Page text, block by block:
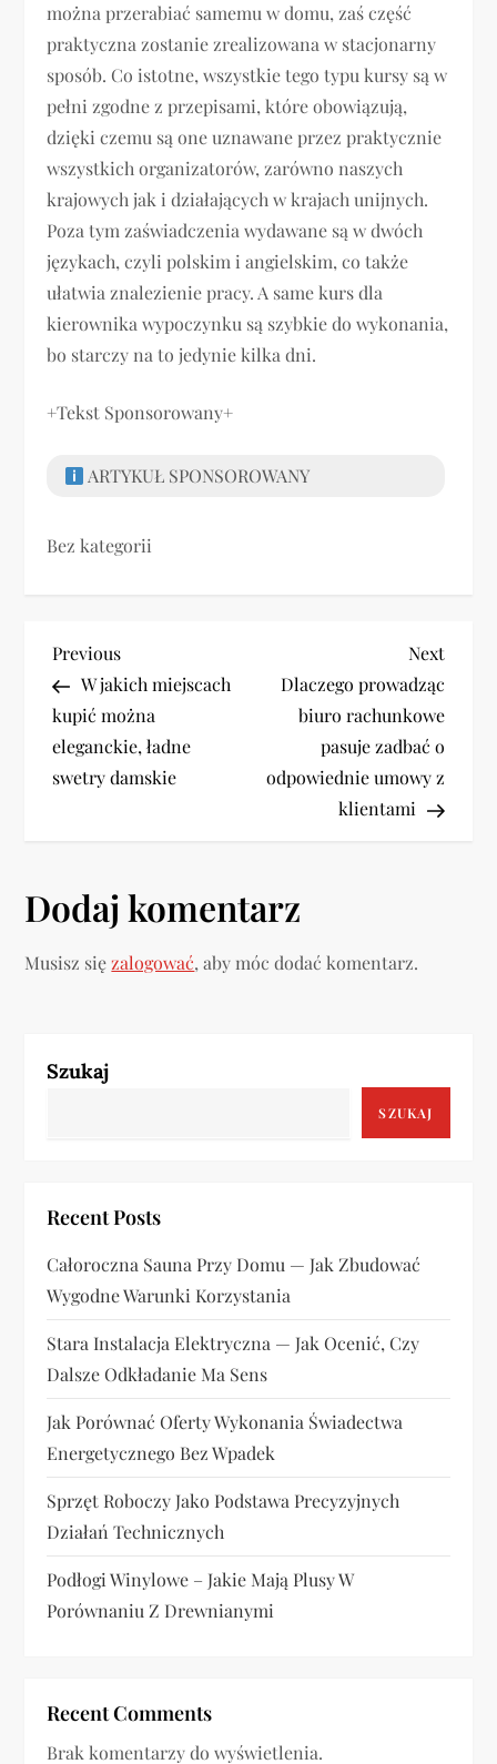
można przerabiać samemu w domu, zaś część
praktyczna zostanie zrealizowana w stacjonarny
sposób. Co istotne, wszystkie tego typu kursy są w
pełni zgodne z przepisami, które obowiązują,
dzięki czemu są one uznawane przez praktycznie
wszystkich organizatorów, zarówno naszych
krajowych jak i działających w krajach unijnych.
Poza tym zaświadczenia wydawane są w dwóch
językach, czyli polskim i angielskim, co także
ułatwia znalezienie pracy. A same kurs dla
kierownika wypoczynku są szybkie do wykonania,
bo starczy na to jedynie kilka dni.
+Tekst Sponsorowany+
ARTYKUŁ SPONSOROWANY
Bez kategorii
N
a
w
a
c
a
i
s
u
Previous
Post
Previous
W jakich miejscach
kupić można
eleganckie, ładne
swetry damskie
Next
Post
Next
Dlaczego prowadząc
biuro rachunkowe
pasuje zadbać o
odpowiednie umowy z
klientami
Dodaj komentarz
Musisz sięzalogować, aby móc dodać komentarz.
Szukaj
SZUKAJ
Recent Posts
Całoroczna Sauna Przy Domu — Jak Zbudować
Wygodne Warunki Korzystania
Stara Instalacja Elektryczna — Jak Ocenić, Czy
Dalsze Odkładanie Ma Sens
Jak Porównać Oferty Wykonania Świadectwa
Energetycznego Bez Wpadek
Sprzęt Roboczy Jako Podstawa Precyzyjnych
Działań Technicznych
Podłogi Winylowe – Jakie Mają Plusy W
Porównaniu Z Drewnianymi
Recent Comments
Brak komentarzy do wyświetlenia.